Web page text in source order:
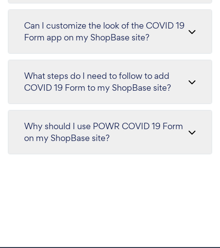
Can I customize the look of the COVID 19
Form app on my ShopBase site?
What steps do I need to follow to add
COVID 19 Form to my ShopBase site?
Why should I use POWR COVID 19 Form
on my ShopBase site?